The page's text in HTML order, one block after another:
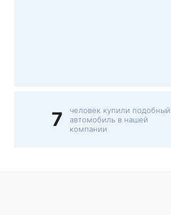
7
человек купили подобный
автомобиль в нашей
компании